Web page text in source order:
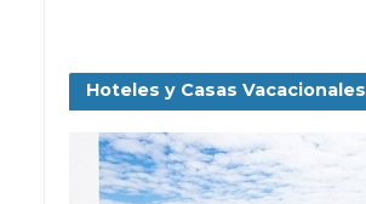
Hoteles y Casas Vacacionales